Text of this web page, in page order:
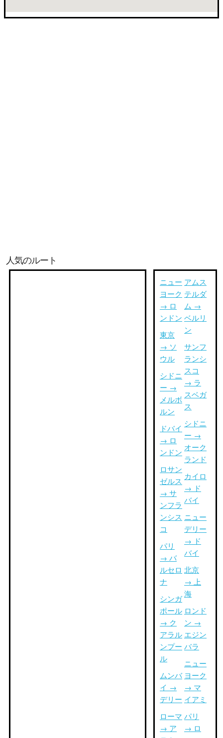
人気のルート
ニュー
ヨーク
→ ロ
ンドン
東京
→ ソ
ウル
シドニ
ー →
メルボ
ルン
ドバイ
→ ロ
ンドン
ロサン
ゼルス
→ サ
ンフラ
ンシス
コ
パリ
→ バ
ルセロ
ナ
シンガ
ポール
→ ク
アラル
ンプー
ル
ムンバ
イ →
デリー
ローマ
→ ア
アムス
テルダ
ム →
ベルリ
ン
サンフ
ランシ
スコ
→ ラ
スベガ
ス
シドニ
ー →
オーク
ランド
カイロ
→ ド
バイ
ニュー
デリー
→ ド
バイ
北京
→ 上
海
ロンド
ン →
エジン
バラ
ニュー
ヨーク
→ マ
イアミ
パリ
→ ロ